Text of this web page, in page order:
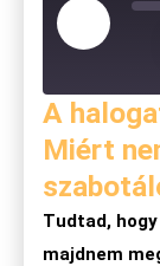
A
Miért
Tudtad,
majdnem